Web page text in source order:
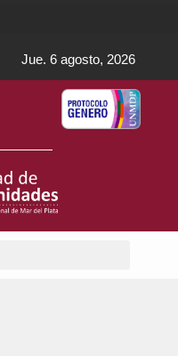
Jue. 6 agosto, 2026